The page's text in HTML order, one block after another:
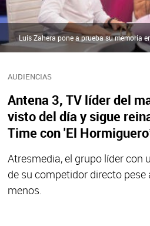
AUDIENCIAS
Antena 3, TV líder del
visto del día y sigue
Time con 'El
Atresmedia, el grupo líder con
de su competidor directo pese
menos.